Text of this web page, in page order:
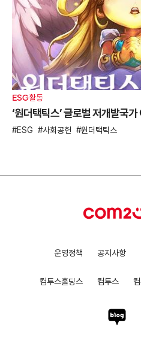
ESG활동
‘원더택틱스’ 글로벌 저개발국
ESG 사회공헌 원더택틱스
운영정책 공지사항
컴투스홀딩스 컴투스